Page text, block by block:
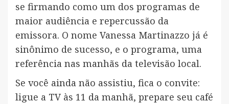
se firmando como um dos programas de
maior audiência e repercussão da
emissora. O nome Vanessa Martinazzo já é
sinônimo de sucesso, e o programa, uma
referência nas manhãs da televisão local.
Se você ainda não assistiu, fica o convite:
ligue a TV às 11 da manhã, prepare seu café